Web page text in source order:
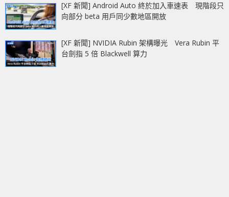
[XF 新聞] Android Auto 終於加入車速表 現階段只
向部分 beta 用戶同少數地區開放
[XF 新聞] NVIDIA Rubin 架構曝光 Vera Rubin 平
台劍指 5 倍 Blackwell 算力